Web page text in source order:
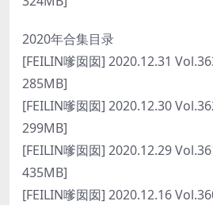
2020年合集目录
[FEILIN嗲囡囡] 2020.12.31
285MB]
[FEILIN嗲囡囡] 2020.12.30
299MB]
[FEILIN嗲囡囡] 2020.12.29
435MB]
[FEILIN嗲囡囡] 2020.12.16